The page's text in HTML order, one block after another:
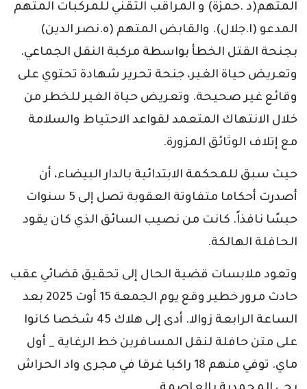
المتهم(د .حمزة) و المراقب التقني للمركبات المتهم
المدعو (ا.جلال). والقابض المتهم (ه.نصر الدين)
بجنحة القتل الخطأ بواسطة مركبة النقل الجماعي.
وتعريض حياة الغير، جنحة تحرير شهادة تحتوي على
وقائع غير صحيحة. وتعريض حياة الغير للخطر من
خلال الانتهاك المتعمد لقواعد الاحتياط والسلامة
مع إتلاف الوثائق المزورة.
حيث سبق للمحكمة الابتدائية بالدار البيضاء، أن
أصدرت أحكاما متفاوتة العقوبة تصل إلى 5 سنوات
حبسًا نافذاً. كانت من نصيب السائق الذي كان يقود
الحافلة الهالكة.
وتعود ملابسات قضية الحال إلى تحقيق قضائي عقب
حادث مرور خطير وقع يوم الجمعة 15 أوت 2025 بعد
الساعة الرابعة زوالا. أدى إلى هلاك 45 شخصا كانوا
على متن حافلة لنقل المسافرين خط الرغاية _ أول
ماي. توفي منهم 18 راكبا غرقا في مجرى واد الحراش